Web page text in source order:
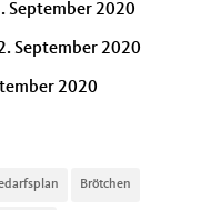
September 2020
September 2020
2020
Brötchen